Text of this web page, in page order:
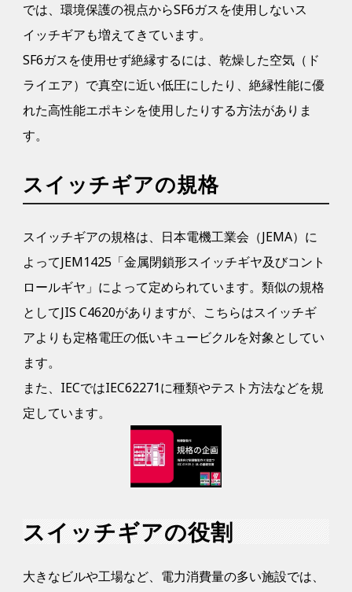
では、環境保護の視点からSF6ガスを使用しないス
イッチギアも増えてきています。
SF6ガスを使用せず絶縁するには、乾燥した空気（ド
ライエア）で真空に近い低圧にしたり、絶縁性能に優
れた高性能エポキシを使用したりする方法がありま
す。
スイッチギアの規格
スイッチギアの規格は、日本電機工業会（JEMA）に
よってJEM1425「金属閉鎖形スイッチギヤ及びコント
ロールギヤ」によって定められています。類似の規格
としてJIS C4620がありますが、こちらはスイッチギ
アよりも定格電圧の低いキュービクルを対象としてい
ます。
また、IECではIEC62271に種類やテスト方法などを規
定しています。
スイッチギアの役割
大きなビルや工場など、電力消費量の多い施設では、